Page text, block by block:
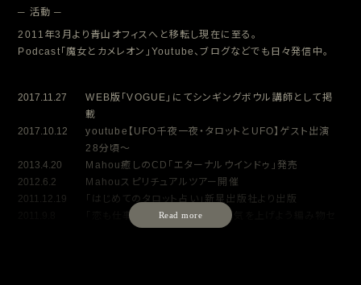
─ 活動 ─
2011年3月より青山オフィスへと移転し現在に至る。
Podcast「魔女とカメレオン」Youtube、ブログなどでも日々発信中。
2017.11.27
WEB版「VOGUE」にてシンギングボウル講師として掲
載
2017.10.12
youtube【UFO千夜一夜・タロットとUFO】ゲスト出演
28分頃～
2013.4.20
Mahou癒しのCD「エターナルウインドゥ」発売
2012.6.2
Mahouスピリチュアルツアー開催
2011.12.19
「はじめてのタロット占い」新星出版社より出版
「恋も仕事もハッピーに編んで運気を上げよう編み物セ